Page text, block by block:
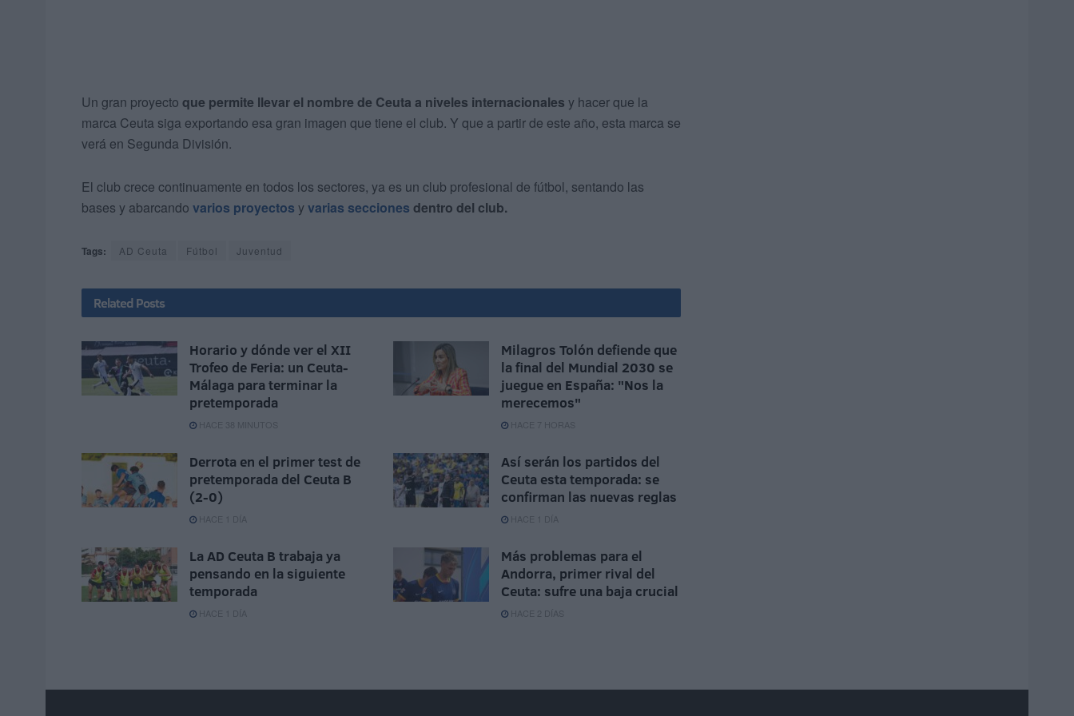
Un gran proyecto que permite llevar el nombre de Ceuta a niveles internacionales y hacer que la
marca Ceuta siga exportando esa gran imagen que tiene el club. Y que a partir de este año, esta marca se
verá en Segunda División.
El club crece continuamente en todos los sectores, ya es un club profesional de fútbol, sentando las
bases y abarcando varios proyectos yvarias secciones dentro del club.
Tags: AD Ceuta Fútbol Juventud
Related Posts
Horario y dónde ver el XII
Trofeo de Feria: un Ceuta-
Málaga para terminar la
pretemporada
HACE 38 MINUTOS
Milagros Tolón defiende que
la final del Mundial 2030 se
juegue en España: "Nos la
merecemos"
HACE 7 HORAS
Derrota en el primer test de
pretemporada del Ceuta B
(2-0)
HACE 1 DÍA
Así serán los partidos del
Ceuta esta temporada: se
confirman las nuevas reglas
HACE 1 DÍA
La AD Ceuta B trabaja ya
pensando en la siguiente
temporada
HACE 1 DÍA
Más problemas para el
Andorra, primer rival del
Ceuta: sufre una baja crucial
HACE 2 DÍAS